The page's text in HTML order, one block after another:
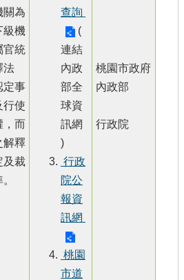
關為
級機
官統
法
定事
行使
，而
解釋
及裁
查詢
(
連結
內政
部全
球資
訊網
)
行政
院公
報資
訊網
桃園
市道
桃園市政府
內政部
行政院